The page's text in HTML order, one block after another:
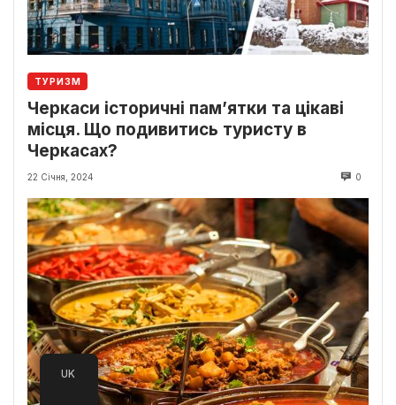
ТУРИЗМ
Черкаси історичні пам’ятки та цікаві
місця. Що подивитись туристу в
Черкасах?
22 Січня, 2024 0
UK